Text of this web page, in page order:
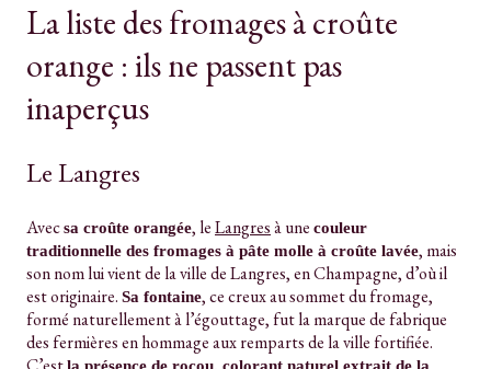
La liste des fromages à croûte
orange : ils ne passent pas
inaperçus
Le Langres
Avecsa croûte orangée, leLangresà une couleur
traditionnelle des fromages à pâte molle à croûte lavée, mais
son nom lui vient de la ville de Langres, en Champagne, d’où il
est originaire. Sa fontaine, ce creux au sommet du fromage,
formé naturellement à l’égouttage, fut la marque de fabrique
des fermières en hommage aux remparts de la ville fortifiée.